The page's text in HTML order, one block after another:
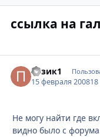
ссылка на
пузик1
15 февраля 200818
Не могу найти где
видно было с